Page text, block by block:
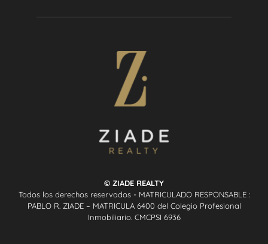
© ZIADE REALTY
Todos los derechos reservados - MATRICULADO RESPONSABLE :
PABLO R. ZIADE – MATRICULA 6400 del Colegio Profesional
Inmobiliario. CMCPSI 6936